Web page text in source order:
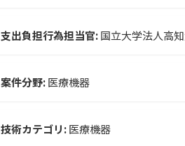
支出負担行為担当官:国立大学法人高
案件分野:医療機器
技術カテゴリ:医療機器